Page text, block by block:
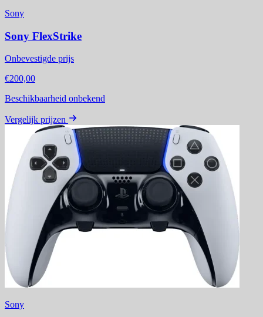
Sony
Sony FlexStrike
Onbevestigde prijs
€200,00
Beschikbaarheid onbekend
Vergelijk prijzen
Sony